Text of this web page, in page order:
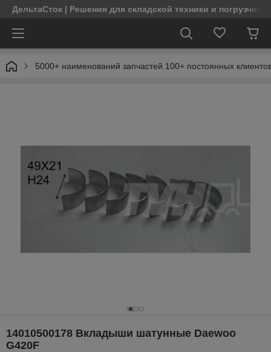
ДельтаСток | Решения для складской техники и
5000+ наименований запчастей 100+ постоянных
14010500178 Вкладыши шатунные Daewoo
G420F